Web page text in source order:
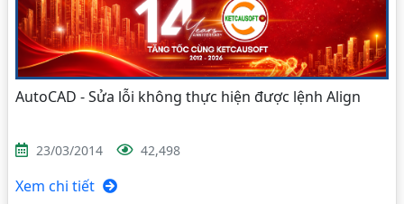
AutoCAD - Sửa lỗi không thực hiện được lệnh Align
23/03/2014 42,498
Xem chi tiết